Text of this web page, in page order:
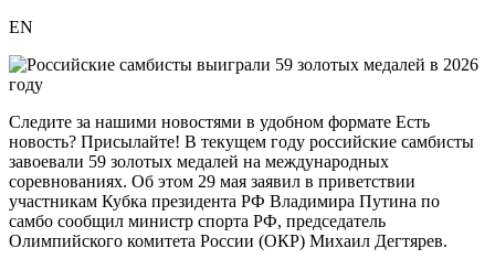
EN
Следите за нашими новостями в удобном формате Есть
новость? Присылайте! В текущем году российские самбисты
завоевали 59 золотых медалей на международных
соревнованиях. Об этом 29 мая заявил в приветствии
участникам Кубка президента РФ Владимира Путина по
самбо сообщил министр спорта РФ, председатель
Олимпийского комитета России (ОКР) Михаил Дегтярев.